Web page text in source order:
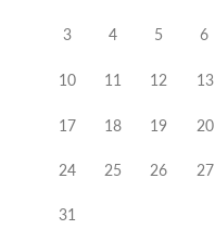
3 4 5 6
10 11 12 13
17 18 19 20
24 25 26 27
31